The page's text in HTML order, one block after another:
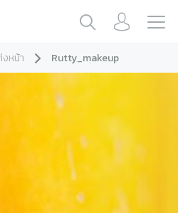
หน้า Rutty_makeup